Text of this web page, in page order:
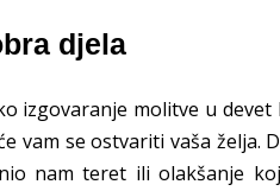
djela
izgovaranje molitve u
vam se ostvariti vaša želja.
nam teret ili olakšanje